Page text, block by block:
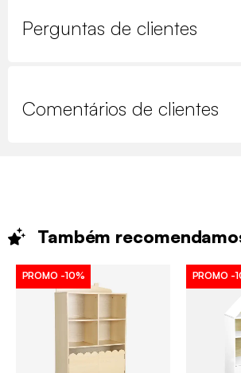
Perguntas de clientes
Comentários de clientes
Também
PROMO -10% PROMO -